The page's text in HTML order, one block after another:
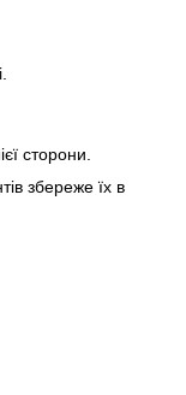
сторони.
збереже їх в